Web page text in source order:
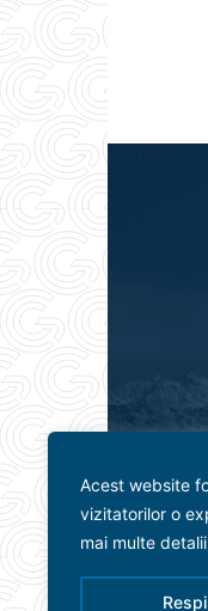
Acest website
vizitatorilor o
mai multe